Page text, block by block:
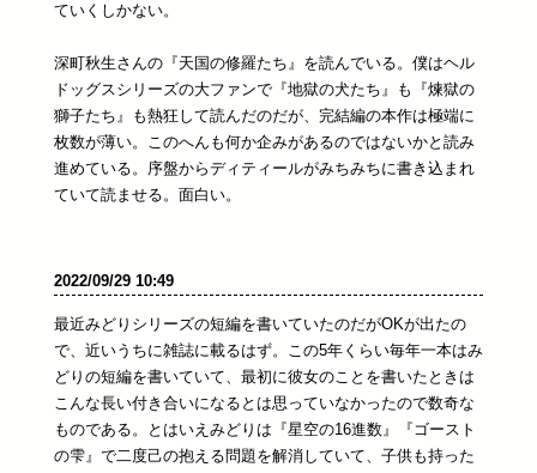
ていくしかない。
深町秋生さんの『天国の修羅たち』を読んでいる。僕はヘル
ドッグスシリーズの大ファンで『地獄の犬たち』も『煉獄の
獅子たち』も熱狂して読んだのだが、完結編の本作は極端に
枚数が薄い。このへんも何か企みがあるのではないかと読み
進めている。序盤からディティールがみちみちに書き込まれ
ていて読ませる。面白い。
2022/09/29 10:49
最近みどりシリーズの短編を書いていたのだがOKが出たの
で、近いうちに雑誌に載るはず。この5年くらい毎年一本はみ
どりの短編を書いていて、最初に彼女のことを書いたときは
こんな長い付き合いになるとは思っていなかったので数奇な
ものである。とはいえみどりは『星空の16進数』『ゴースト
の雫』で二度己の抱える問題を解消していて、子供も持った